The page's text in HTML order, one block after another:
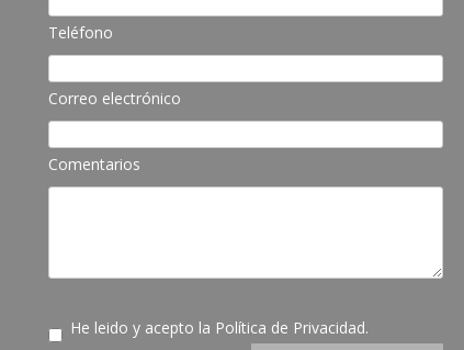
Teléfono
Correo electrónico
Comentarios
He leido y acepto la Política de Privacidad.